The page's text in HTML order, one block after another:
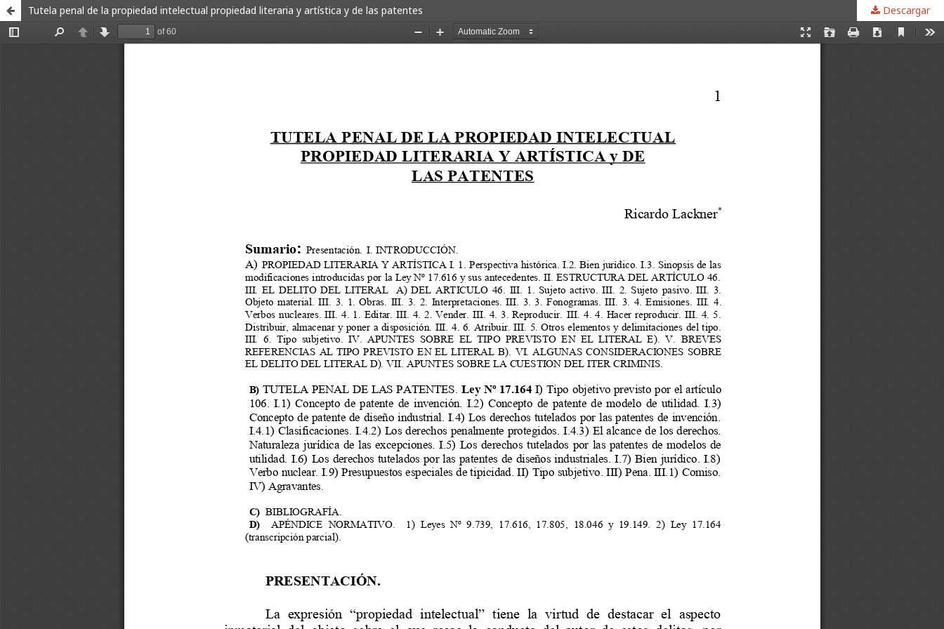
Tutela penal de la propiedad intelectual propiedad literaria y artística y de las patentes Descargar